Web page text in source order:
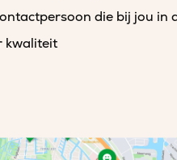
die bij jou in
kwaliteit